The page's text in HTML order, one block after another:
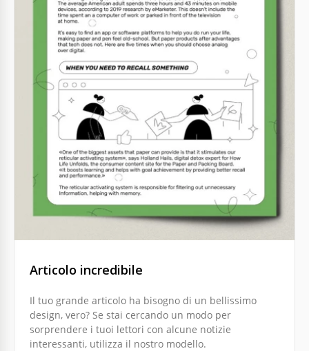
Articolo informativo creativo
Stai per pubblicare un articolo ricco di informazioni?
I colori accesi sono un ottimo modo per attirare
l'attenzione delle persone sul tuo articolo.
Articolo incredibile
Il tuo grande articolo ha bisogno di un bellissimo
design, vero? Se stai cercando un modo per
sorprendere i tuoi lettori con alcune notizie
interessanti, utilizza il nostro modello.